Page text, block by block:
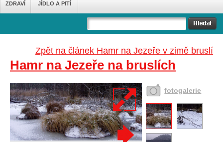
ZDRAVÍ JÍDLO A PITÍ
Zpět na článek Hamr na Jezeře v zimě bruslí
Hamr na Jezeře na bruslích
fotogalerie